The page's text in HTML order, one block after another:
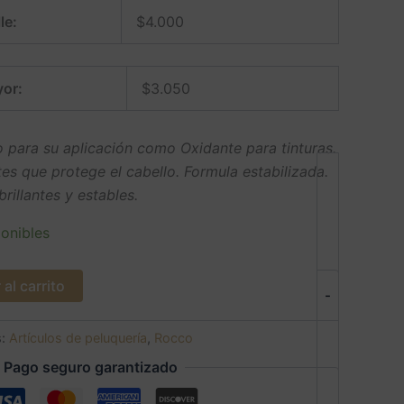
$4.000
$3.050
para su aplicación como Oxidante para tinturas.
que protege el cabello. Formula estabilizada.
y estables.
-
al carrito
Artículos de peluquería Rocco
Pago seguro garantizado